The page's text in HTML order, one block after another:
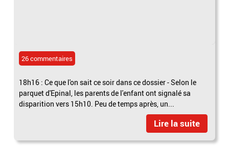
26 commentaires
18h16 : Ce que l'on sait ce soir dans ce dossier - Selon le
parquet d'Epinal, les parents de l'enfant ont signalé sa
disparition vers 15h10. Peu de temps après, un...
Lire la suite